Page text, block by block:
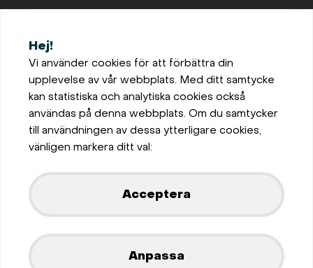
Hej!
Vi använder cookies för att förbättra din
upplevelse av vår webbplats. Med ditt samtycke
kan statistiska och analytiska cookies också
användas på denna webbplats. Om du samtycker
till användningen av dessa ytterligare cookies,
vänligen markera ditt val:
Acceptera
Anpassa
office@evopipes.se
Bro, Solhaug 105, 696 91
Askersund, Sweden
Inställningar för cookies
Privaatsus ja küpsiste
poliitika
Utvecklad av